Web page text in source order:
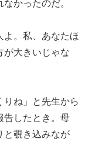
よ。私、あなたほ
が大きいじゃな
ね」と先生から
告したとき。母
と覗き込みなが